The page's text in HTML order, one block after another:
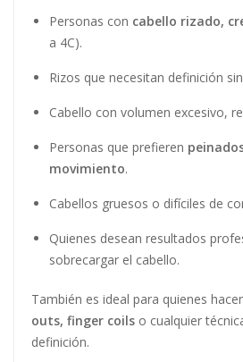
Personas con cabello rizado,
a 4C).
Rizos que necesitan definición
Cabello con volumen excesivo,
Personas que prefieren
movimiento.
Cabellos gruesos o difíciles de
Quienes desean resultados
sobrecargar el cabello.
También es ideal para quienes
outs, finger coils o cualquier
definición.